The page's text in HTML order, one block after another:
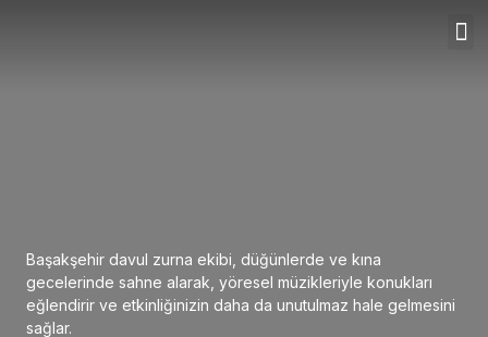
Başakşehir davul zurna ekibi, düğünlerde ve kına
gecelerinde sahne alarak, yöresel müzikleriyle konukları
eğlendirir ve etkinliğinizin daha da unutulmaz hale gelmesini
sağlar.